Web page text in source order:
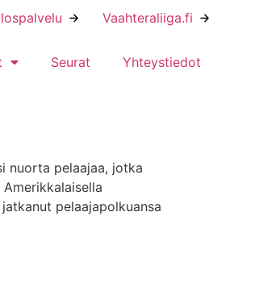
Vaahteraliiga.fi
Seurat Yhteystiedot
nuorta pelaajaa, jotka
pelaajapolkuansa